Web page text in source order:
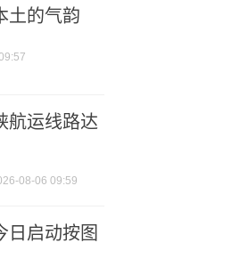
土的气韵
航运线路达
08-06 09:59
日启动按图